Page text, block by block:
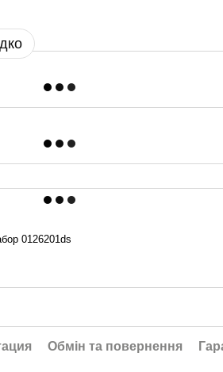
0126201ds
Обмін та повернення